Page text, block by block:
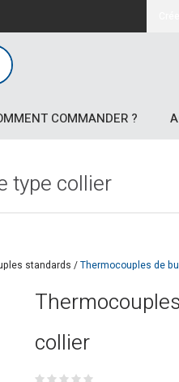
COMMANDER ?
type collier
standards /Thermocouples de
collier